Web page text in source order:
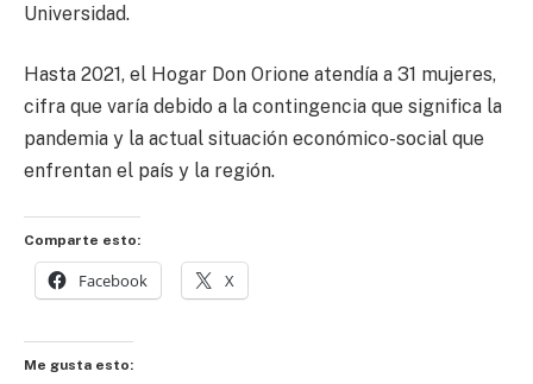
Universidad.
Hasta 2021, el Hogar Don Orione atendía a 31 mujeres,
cifra que varía debido a la contingencia que significa la
pandemia y la actual situación económico-social que
enfrentan el país y la región.
Comparte esto:
Facebook X
Me gusta esto: